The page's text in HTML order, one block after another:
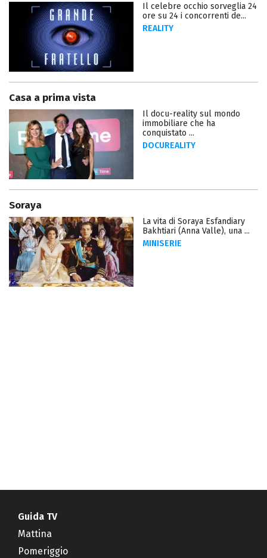
Il celebre occhio sorveglia 24
ore su 24 i concorrenti de...
REALITY
Casa a prima vista
Il docu-reality sul mondo
immobiliare che ha
conquistato ...
DOCUREALITY
Soraya
La vita di Soraya Esfandiary
Bakhtiari (Anna Valle), una ...
MINISERIE
Guida TV
Mattina
Pomeriggio